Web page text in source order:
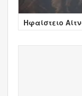
Ηφαίστειο